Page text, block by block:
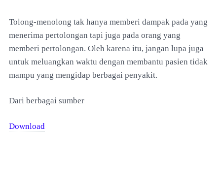
Tolong-menolong tak hanya memberi dampak pada yang
menerima pertolongan tapi juga pada orang yang
memberi pertolongan. Oleh karena itu, jangan lupa juga
untuk meluangkan waktu dengan membantu pasien tidak
mampu yang mengidap berbagai penyakit.
Dari berbagai sumber
Download